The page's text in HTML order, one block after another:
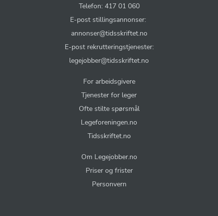
Telefon: 417 01 060
E-post stillingsannonser:
annonser@tidsskriftet.no
E-post rekrutteringstjenester:
legejobber@tidsskriftet.no
For arbeidsgivere
Tjenester for leger
Ofte stilte spørsmål
Legeforeningen.no
Tidsskriftet.no
Om Legejobber.no
Priser og frister
Personvern